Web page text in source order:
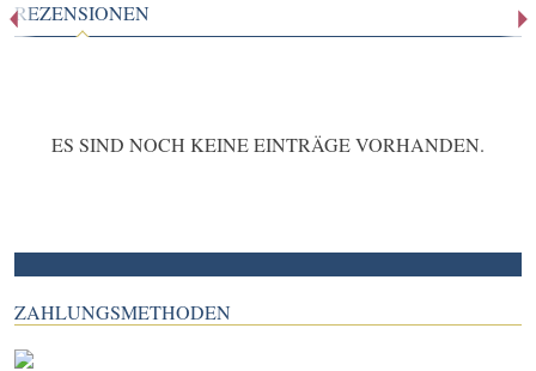
REZENSIONEN
ES SIND NOCH KEINE EINTRÄGE VORHANDEN.
ZAHLUNGSMETHODEN